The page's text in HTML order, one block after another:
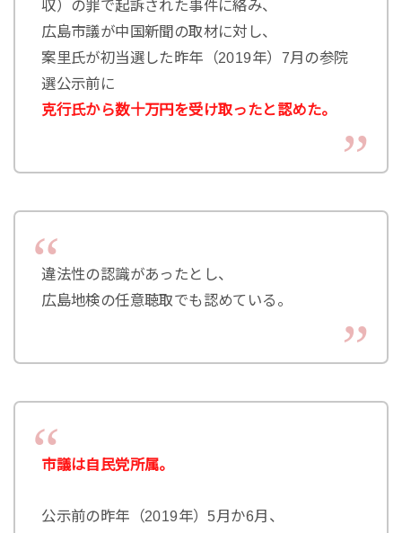
収）の罪で起訴された事件に絡み、
広島市議が中国新聞の取材に対し、
案里氏が初当選した昨年（2019年）7月の参院
選公示前に
克行氏から数十万円を受け取ったと認めた。
違法性の認識があったとし、
広島地検の任意聴取でも認めている。
市議は自民党所属。
公示前の昨年（2019年）5月か6月、